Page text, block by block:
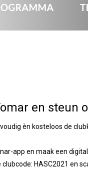
en steun
èn kosteloos de
app en maak een
HASC2021 en